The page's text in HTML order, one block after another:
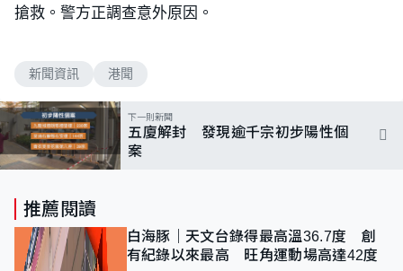
搶救。警方正調查意外原因。
新聞資訊 港聞
下一則新聞
五廈解封 發現逾千宗初步陽性個
案
推薦閱讀
白海豚｜天文台錄得最高溫36.7度 創
有紀錄以來最高 旺角運動場高達42度